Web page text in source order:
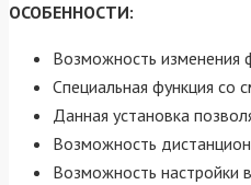
ОСОБЕННОСТИ:
Возможность
Специальная функция со
Данная установка
Возможность
Возможность настройки